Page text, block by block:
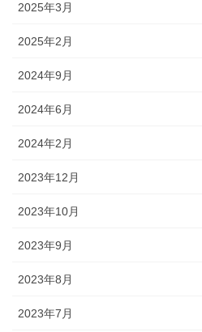
2025年3月
2025年2月
2024年9月
2024年6月
2024年2月
2023年12月
2023年10月
2023年9月
2023年8月
2023年7月